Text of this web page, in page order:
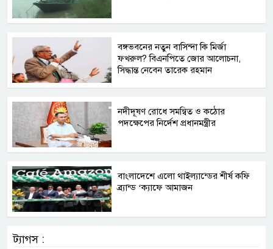
বঙ্গভবনের নতুন বাসিন্দা কি মির্জা
ফখরুল? বিএনপিতে জোর আলোচনা,
সিদ্ধান্ত নেবেন তারেক রহমান
নদীদূষণ রোধে সমন্বিত ও কঠোর
পদক্ষেপের নির্দেশ প্রধানমন্ত্রীর
বাংলাদেশে এলো থাইল্যান্ডের শীর্ষ কফি
ব্র্যান্ড ‘ক্যাফে আমাজন
ট্যাগস :